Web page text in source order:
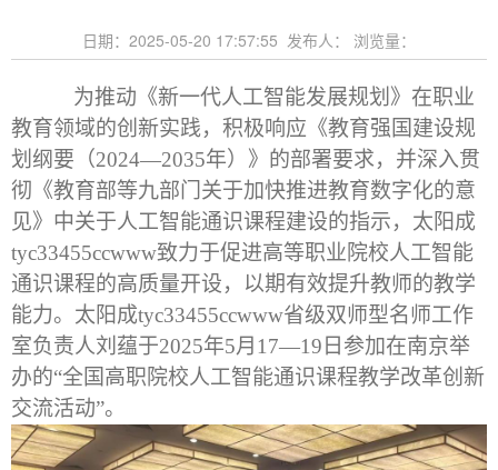
日期：2025-05-20 17:57:55 发布人： 浏览量：
为推动《新一代人工智能发展规划》在职业
教育领域的创新实践，积极响应《教育强国建设规
划纲要（2024—2035年）》的部署要求，并深入贯
彻《教育部等九部门关于加快推进教育数字化的意
见》中关于人工智能通识课程建设的指示，太阳成
tyc33455ccwww致力于促进高等职业院校人工智能
通识课程的高质量开设，以期有效提升教师的教学
能力。太阳成tyc33455ccwww省级双师型名师工作
室负责人刘蕴于2025年5月17—19日参加在南京举
办的“全国高职院校人工智能通识课程教学改革创新
交流活动”。